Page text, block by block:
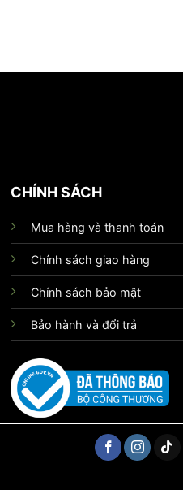
CHÍNH SÁCH
Mua hàng và thanh toán
Chính sách giao hàng
Chính sách bảo mật
Bảo hành và đổi trả